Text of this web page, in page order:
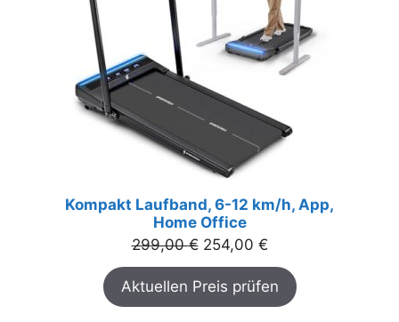
Kompakt Laufband, 6-12 km/h, App,
Home Office
299,00€ Ursprünglicher
Preis
war:
299,00 €
254,00 €Aktueller
Preis
ist:
254,00 €.
Aktuellen Preis prüfen